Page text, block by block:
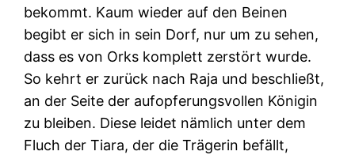
bekommt. Kaum wieder auf den Beinen
begibt er sich in sein Dorf, nur um zu sehen,
dass es von Orks komplett zerstört wurde.
So kehrt er zurück nach Raja und beschließt,
an der Seite der aufopferungsvollen Königin
zu bleiben. Diese leidet nämlich unter dem
Fluch der Tiara, der die Trägerin befällt,